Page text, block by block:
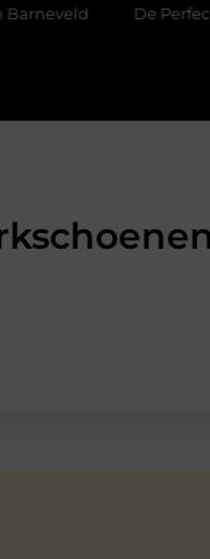
De Perfecte Gids